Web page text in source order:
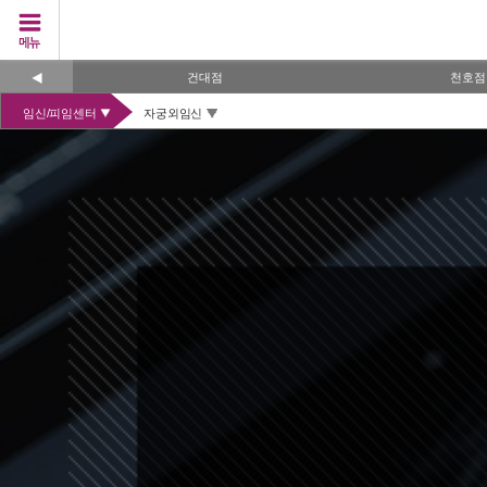
건대점 천호점
임신/피임센터 자궁외임신